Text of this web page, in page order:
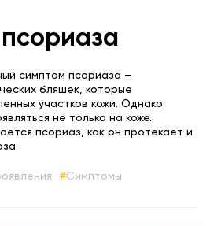
симптом псориаза —
бляшек, которые
участков кожи. Однако
не только на коже.
псориаз, как он протекает и
Симптомы